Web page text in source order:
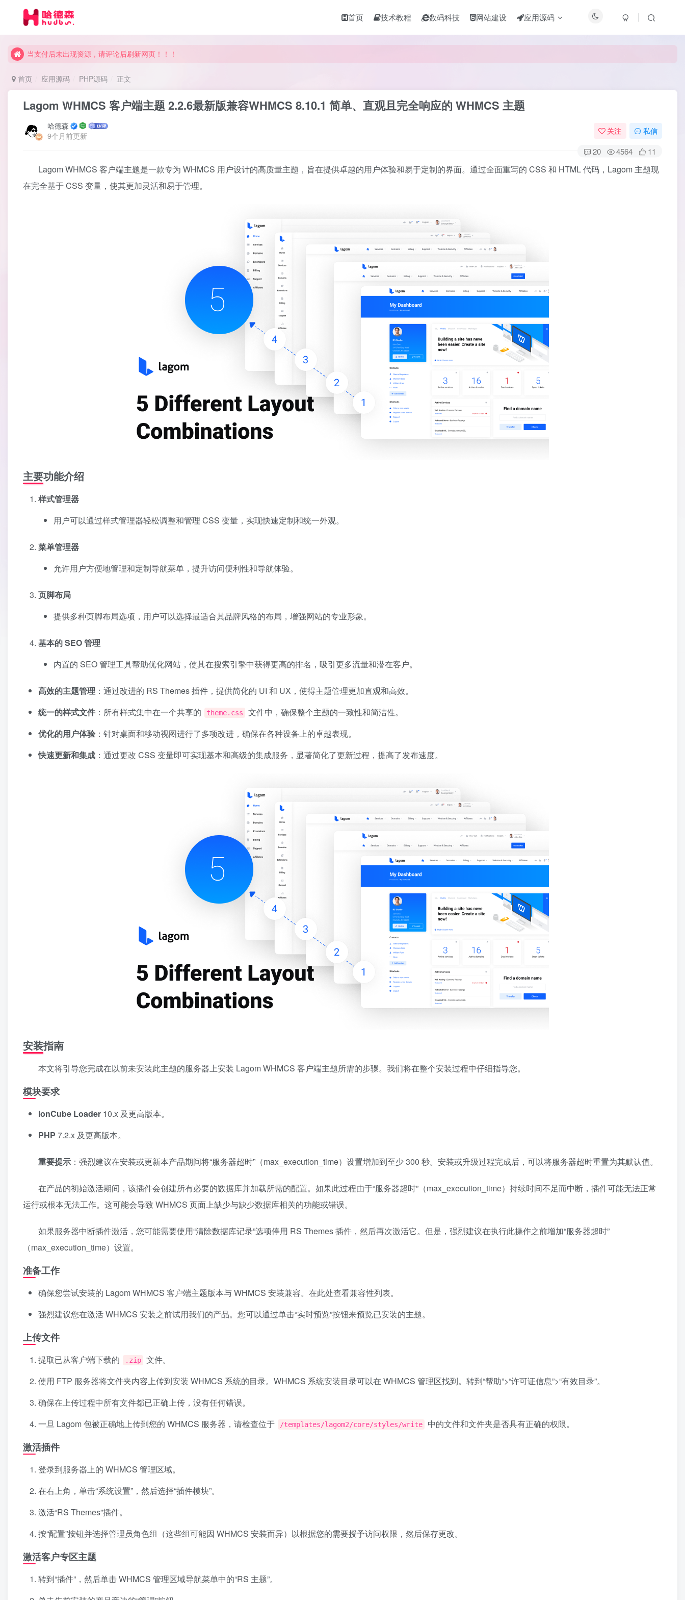
首页 技术教程 数码科技 网站建设 应用源码
当支付后未出现资源，请评论后刷新网页！！！
当支付后未出现资源，请评论后刷新网页！！！
当支付后未出现资源，请评论后刷新网页！！！
首页 应用源码 PHP源码 正文
Lagom WHMCS 客户端主题 2.2.6最新版兼容WHMCS 8.10.1 简单、直观且完全响应的 WHMCS 主题
哈德森
9个月前更新
关注 私信
20 4564 11
Lagom WHMCS 客户端主题是一款专为 WHMCS 用户设计的高质量主题，旨在提供卓越的用户体验和易于定制的界面。通过全面重写的 CSS 和 HTML 代码，Lagom 主题现
在完全基于 CSS 变量，使其更加灵活和易于管理。
主要功能介绍
样式管理器
用户可以通过样式管理器轻松调整和管理 CSS 变量，实现快速定制和统一外观。
菜单管理器
允许用户方便地管理和定制导航菜单，提升访问便利性和导航体验。
页脚布局
提供多种页脚布局选项，用户可以选择最适合其品牌风格的布局，增强网站的专业形象。
基本的 SEO 管理
内置的 SEO 管理工具帮助优化网站，使其在搜索引擎中获得更高的排名，吸引更多流量和潜在客户。
高效的主题管理 ：通过改进的 RS Themes 插件，提供简化的 UI 和 UX，使得主题管理更加直观和高效。
统一的样式文件 ：所有样式集中在一个共享的 theme.css
文件中，确保整个主题的一致性和简洁性。
优化的用户体验 ：针对桌面和移动视图进行了多项改进，确保在各种设备上的卓越表现。
快速更新和集成 ：通过更改 CSS 变量即可实现基本和高级的集成服务，显著简化了更新过程，提高了发布速度。
安装指南
本文将引导您完成在以前未安装此主题的服务器上安装 Lagom WHMCS 客户端主题所需的步骤。我们将在整个安装过程中仔细指导您。
模块要求
IonCube Loader 10.x 及更高版本。
PHP 7.2.x 及更高版本。
重要提示 ：强烈建议在安装或更新本产品期间将“服务器超时”（max_execution_time）设置增加到至少 300 秒。安装或升级过程完成后，可以将服务器超时重置为其默认值。
在产品的初始激活期间，该插件会创建所有必要的数据库并加载所需的配置。如果此过程由于“服务器超时”（max_execution_time）持续时间不足而中断，插件可能无法正常
运行或根本无法工作。这可能会导致 WHMCS 页面上缺少与缺少数据库相关的功能或错误。
如果服务器中断插件激活，您可能需要使用“清除数据库记录”选项停用 RS Themes 插件，然后再次激活它。但是，强烈建议在执行此操作之前增加“服务器超时”
（max_execution_time）设置。
准备工作
确保您尝试安装的 Lagom WHMCS 客户端主题版本与 WHMCS 安装兼容。在此处查看兼容性列表。
强烈建议您在激活 WHMCS 安装之前试用我们的产品。您可以通过单击“实时预览”按钮来预览已安装的主题。
上传文件
提取已从客户端下载的 .zip
文件。
使用 FTP 服务器将文件夹内容上传到安装 WHMCS 系统的目录。WHMCS 系统安装目录可以在 WHMCS 管理区找到。转到“帮助”>“许可证信息”>“有效目录”。
确保在上传过程中所有文件都已正确上传，没有任何错误。
一旦 Lagom 包被正确地上传到您的 WHMCS 服务器，请检查位于
/templates/lagom2/core/styles/write 中的文件和文件夹是否具有正确的权限。
激活插件
登录到服务器上的 WHMCS 管理区域。
在右上角，单击“系统设置”，然后选择“插件模块”。
激活“RS Themes”插件。
按“配置”按钮并选择管理员角色组（这些组可能因 WHMCS 安装而异）以根据您的需要授予访问权限，然后保存更改。
激活客户专区主题
转到“插件”，然后单击 WHMCS 管理区域导航菜单中的“RS 主题”。